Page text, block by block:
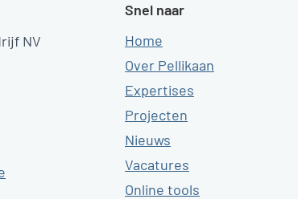
NV
Snel naar
Home
Over Pellikaan
Expertises
Projecten
Nieuws
Vacatures
Online tools